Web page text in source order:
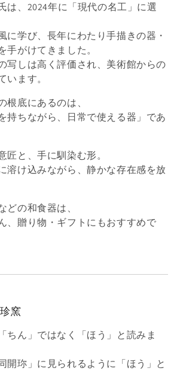
は、2024年に「現代の名工」に選
に学び、長年にわたり手描きの器・
手がけてきました。
写しは高く評価され、美術館からの
います。
根底にあるのは、
持ちながら、日常で使える器」であ
匠と、手に馴染む形。
溶け込みながら、静かな存在感を放
どの和食器は、
、贈り物・ギフトにもおすすめで
窯
ちん」ではなく「ほう」と読みま
開珎」に見られるように「ほう」と